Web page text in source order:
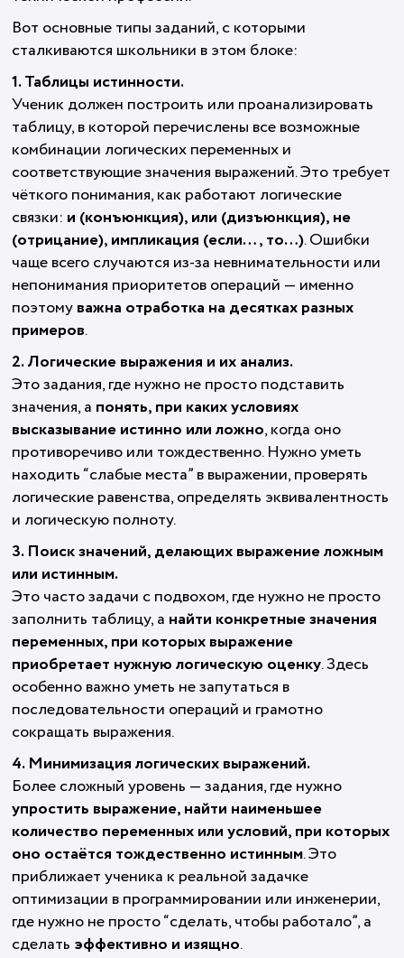
Вот основные типы заданий, с которыми
сталкиваются школьники в этом блоке:
1. Таблицы истинности.
Ученик должен построить или проанализировать
таблицу, в которой перечислены все возможные
комбинации логических переменных и
соответствующие значения выражений. Это требует
чёткого понимания, как работают логические
связки: и (конъюнкция), или (дизъюнкция), не
(отрицание), импликация (если…, то…). Ошибки
чаще всего случаются из-за невнимательности или
непонимания приоритетов операций — именно
поэтомуважна отработка на десятках разных
примеров.
2. Логические выражения и их анализ.
Это задания, где нужно не просто подставить
значения, а понять, при каких условиях
высказывание истинно или ложно, когда оно
противоречиво или тождественно. Нужно уметь
находить “слабые места” в выражении, проверять
логические равенства, определять эквивалентность
и логическую полноту.
3. Поиск значений, делающих выражение ложным
или истинным.
Это часто задачи с подвохом, где нужно не просто
заполнить таблицу, а найти конкретные значения
переменных, при которых выражение
приобретает нужную логическую оценку. Здесь
особенно важно уметь не запутаться в
последовательности операций и грамотно
сокращать выражения.
4. Минимизация логических выражений.
Более сложный уровень — задания, где нужно
упростить выражение, найти наименьшее
количество переменных или условий, при которых
оно остаётся тождественно истинным. Это
приближает ученика к реальной задачке
оптимизации в программировании или инженерии,
где нужно не просто “сделать, чтобы работало”, а
сделать эффективно и изящно.